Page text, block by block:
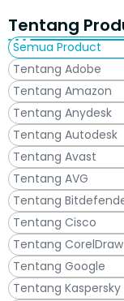
Tentang
Tentang Adobe
Tentang Amazon
Tentang Anydesk
Tentang Autodesk
Tentang Avast
Tentang AVG
Tentang
Tentang Cisco
Tentang CorelDraw
Tentang Google
Tentang Kaspersky
Semua Product